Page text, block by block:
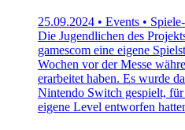
25.09.2024 • Events •
Die Jugendlichen des
gamescom eine eigene
Wochen vor der Messe
erarbeitet haben. Es wurde
Nintendo Switch gespielt,
eigene Level entworfen